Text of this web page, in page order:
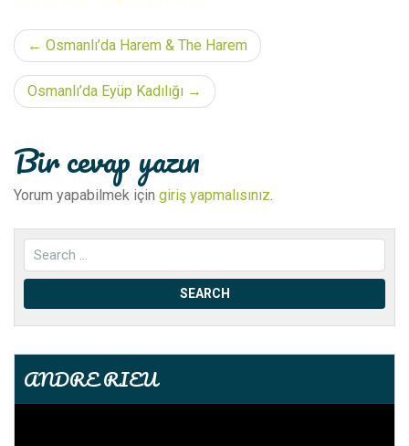
Yazı
dolaşımı
Osmanlı’da Harem & The Harem
Osmanlı’da Eyüp Kadılığı
Bir cevap yazın
Yorum yapabilmek için giriş yapmalısınız
ANDRE RIEU